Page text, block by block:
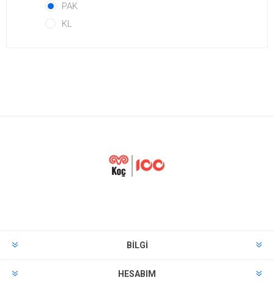
PAK
KL
BILGI
HESABIM